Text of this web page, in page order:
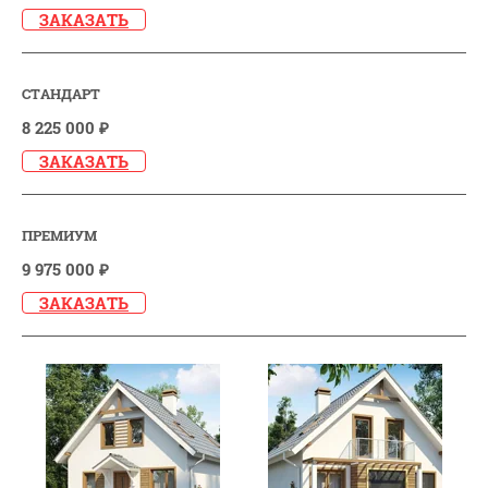
ЗАКАЗАТЬ
СТАНДАРТ
8 225 000 ₽
ЗАКАЗАТЬ
ПРЕМИУМ
9 975 000 ₽
ЗАКАЗАТЬ